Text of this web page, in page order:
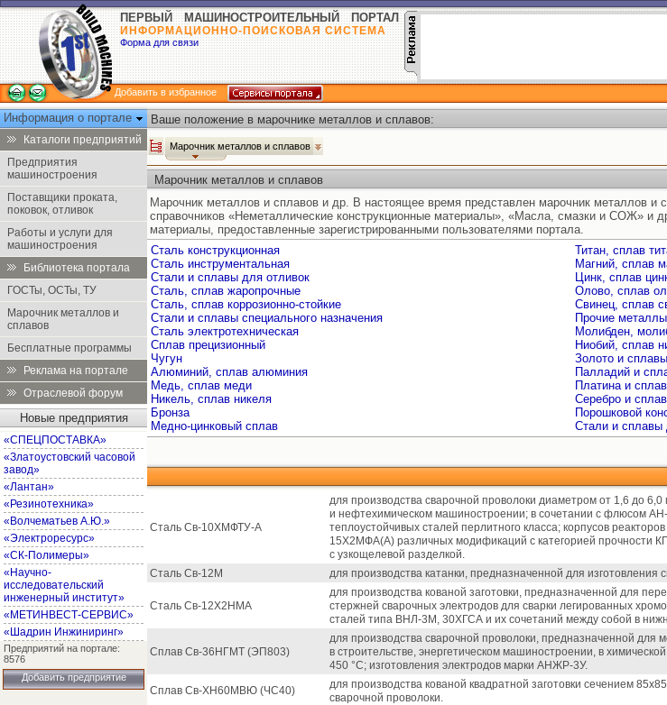
ПЕРВЫЙ МАШИНОСТРОИТЕЛЬНЫЙ ПОРТАЛ
ИНФОРМАЦИОННО-ПОИСКОВАЯ СИСТЕМА
Форма для связи
Добавить в избранное
Информация о портале
Каталоги предприятий
Предприятия
машиностроения
Поставщики проката,
поковок, отливок
Работы и услуги для
машиностроения
Библиотека портала
ГОСТы, ОСТы, ТУ
Марочник металлов и
сплавов
Бесплатные программы
Реклама на портале
Отраслевой форум
Новые предприятия
«СПЕЦПОСТАВКА»
«Златоустовский часовой
завод»
«Лантан»
«Резинотехника»
«Волчематьев А.Ю.»
«Электроресурс»
«СК-Полимеры»
«Научно-
исследовательский
инженерный институт»
«МЕТИНВЕСТ-СЕРВИС»
«Шадрин Инжиниринг»
Предприятий на портале:
8576
Добавить предприятие
Ваше положение в марочнике металлов и сплавов:
Марочник металлов и сплавов
Марочник металлов и сплавов
Марочник металлов и сплавов и др. В настоящее время представлен марочник металлов и
справочников «Неметаллические конструкционные материалы», «Масла, смазки и СОЖ» и
материалы, предоставленные зарегистрированными пользователями портала.
Сталь конструкционная
Сталь инструментальная
Стали и сплавы для отливок
Сталь, сплав жаропрочные
Сталь, сплав коррозионно-стойкие
Стали и сплавы специального назначения
Сталь электротехническая
Сплав прецизионный
Чугун
Алюминий, сплав алюминия
Медь, сплав меди
Никель, сплав никеля
Бронза
Медно-цинковый сплав
Титан, сплав
Магний, сплав
Цинк, сплав
Олово, сплав
Свинец, сплав
Прочие
Молибден,
Ниобий, сплав
Золото и
Палладий и
Платина и
Серебро и
Порошковой
Стали и сплавы
Сталь Св-10ХМФТУ-А
для производства сварочной проволоки диаметром от 1,6 до
и нефтехимическом машиностроении; в сочетании с флюсом
теплоустойчивых сталей перлитного класса; корпусов
15Х2МФА(А) различных модификаций с категорией прочности
с узкощелевой разделкой.
Сталь Св-12М
для производства катанки, предназначенной для изготовления
Сталь Св-12Х2НМА
для производства кованой заготовки, предназначенной для
стержней сварочных электродов для сварки легированных
сталей типа ВНЛ-3М, 30ХГСА и их сочетаний между собой в
Сплав Св-36НГМТ (ЭП803)
для производства сварочной проволоки, предназначенной для
в строительстве, энергетическом машиностроении, в
450 °С; изготовления электродов марки АНЖР-3У.
Сплав Св-ХН60МВЮ (ЧС40)
для производства кованой квадратной заготовки сечением
сварочной проволоки.